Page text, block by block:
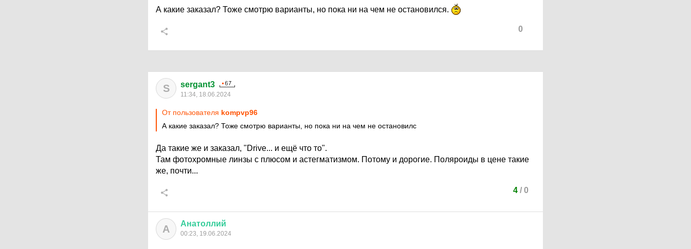
А какие заказал? Тоже смотрю варианты, но пока ни на чем не остановился.
0
S sergant3
11:34, 18.06.2024
От пользователя kompvp96
А какие заказал? Тоже смотрю варианты, но пока ни на чем не остановилс
Да такие же и заказал, "Drive... и ещё что то".
Там фотохромные линзы с плюсом и астегматизмом. Потому и дорогие. Поляроиды в цене такие
же, почти...
4/ 0
А Анатоллий
00:23, 19.06.2024